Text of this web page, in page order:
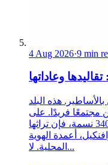
4 Aug 2026·9 min
وعاداتها
هذه البلد
مجتمعًا فريدًا. على
الرغم من عدد سكانها الذي يبلغ حوالي 340,000 نسمة، فإن تراثها
أعمدة الهوية
المحلية. لا...